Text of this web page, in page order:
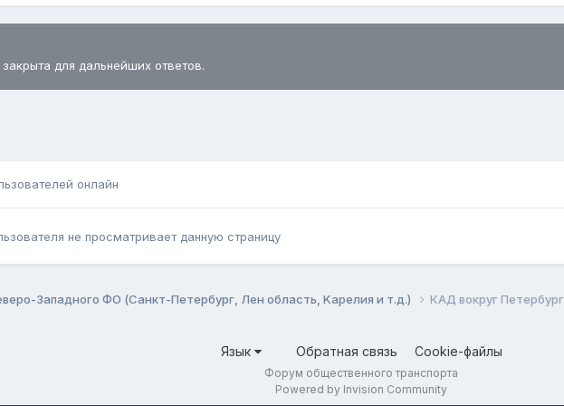
для дальнейших ответов.
онлайн
не просматривает данную страницу
Западного ФО (Санкт-Петербург, Лен область, Kарелия и т.д.) КАД вокруг
Язык Обратная связь Cookie-файлы
Форум общественного транспорта
Powered by Invision Community